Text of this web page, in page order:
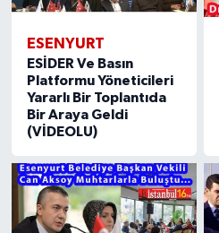
ESENYURT
ESİDER Ve Basın
Platformu Yöneticileri
Yararlı Bir Toplantıda
Bir Araya Geldi
(VİDEOLU)